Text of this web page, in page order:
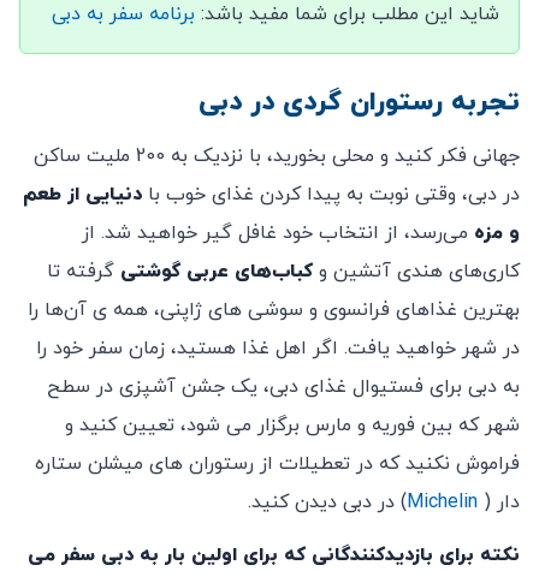
شاید این مطلب برای شما مفید باشد: برنامه سفر به دبی
تجربه رستوران گردی در دبی
جهانی فکر کنید و محلی بخورید، با نزدیک به 200 ملیت ساکن
در دبی، وقتی نوبت به پیدا کردن غذای خوب با دنیایی از طعم
و مزه می‌رسد، از انتخاب خود غافل گیر خواهید شد. از
کاری‌های هندی آتشین وکباب‌های عربی گوشتی گرفته تا
بهترین غذاهای فرانسوی و سوشی های ژاپنی، همه ی آن‌ها را
در شهر خواهید یافت. اگر اهل غذا هستید، زمان سفر خود را
به دبی برای فستیوال غذای دبی، یک جشن آشپزی در سطح
شهر که بین فوریه و مارس برگزار می شود، تعیین کنید و
فراموش نکنید که در تعطیلات از رستوران های میشلن ستاره
دار ( Michelin) در دبی دیدن کنید.
نکته برای بازدیدکنندگانی که برای اولین بار به دبی سفر می